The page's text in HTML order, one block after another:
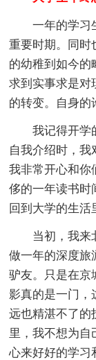
一年的学习
重要时期。同时
的幼稚到如今的
求到实事求是对
的转变。自身的
我记得开学
自我介绍时，我
我非常开心和你
侈的一年读书时
回到大学的生活
当初，我来
做一年的深度旅
驴友。只是在京
影真的是一门，
远也精湛不了的
里，我不想为
心来好好的学习